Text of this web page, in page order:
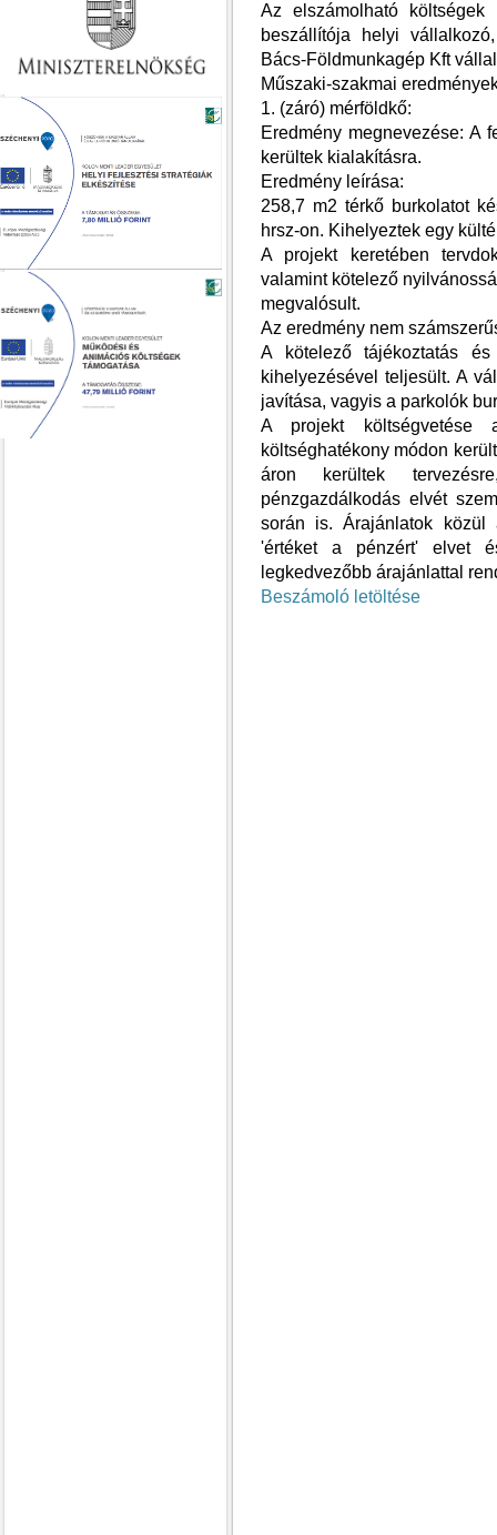
Az elszámolható
beszállítója helyi
Bács-Földmunkagép Kft
Műszaki-szakmai
1. (záró) mérföldkő:
Eredmény megnevezése: A
kerültek kialakításra.
Eredmény leírása:
258,7 m2 térkő burkolatot
hrsz-on. Kihelyeztek egy
A projekt keretében
valamint kötelező
megvalósult.
Az eredmény nem
A kötelező tájékoztatás
kihelyezésével teljesült. A
javítása, vagyis a parkolók
A projekt
költséghatékony módon
áron kerültek
pénzgazdálkodás elvét
során is. Árajánlatok közül
'értéket a pénzért' elvet
legkedvezőbb árajánlattal
Beszámoló letöltése